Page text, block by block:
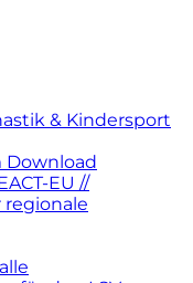
& Kindersport
Download
EU //
regionale